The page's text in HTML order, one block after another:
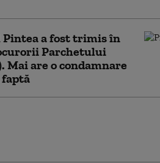
Pintea a fost trimis în
Parchetului
Mai are o condamnare